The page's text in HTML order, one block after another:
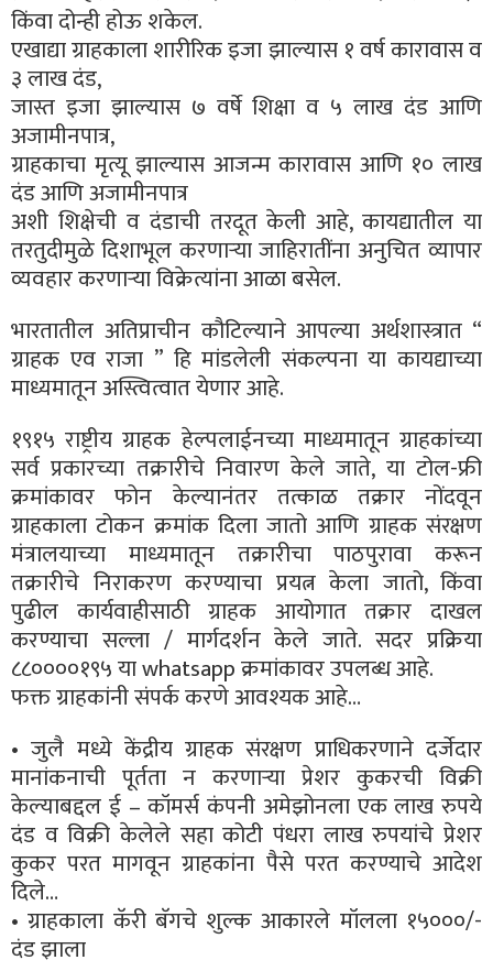
किंवा दोन्ही होऊ शकेल.
एखाद्या ग्राहकाला शारीरिक इजा झाल्यास १ वर्ष कारावास व
३ लाख दंड,
जास्त इजा झाल्यास ७ वर्षे शिक्षा व ५ लाख दंड आणि
अजामीनपात्र,
ग्राहकाचा मृत्यू झाल्यास आजन्म कारावास आणि १० लाख
दंड आणि अजामीनपात्र
अशी शिक्षेची व दंडाची तरदूत केली आहे, कायद्यातील या
तरतुदीमुळे दिशाभूल करणाऱ्या जाहिरातींना अनुचित व्यापार
व्यवहार करणाऱ्या विक्रेत्यांना आळा बसेल.
भारतातील अतिप्राचीन कौटिल्याने आपल्या अर्थशास्त्रात “
ग्राहक एव राजा ” हि मांडलेली संकल्पना या कायद्याच्या
माध्यमातून अस्त्वित्वात येणार आहे.
१९१५ राष्ट्रीय ग्राहक हेल्पलाईनच्या माध्यमातून ग्राहकांच्या
सर्व प्रकारच्या तक्रारीचे निवारण केले जाते, या टोल-फ्री
क्रमांकावर फोन केल्यानंतर तत्काळ तक्रार नोंदवून
ग्राहकाला टोकन क्रमांक दिला जातो आणि ग्राहक संरक्षण
मंत्रालयाच्या माध्यमातून तक्रारीचा पाठपुरावा करून
तक्रारीचे निराकरण करण्याचा प्रयत्न केला जातो, किंवा
पुढील कार्यवाहीसाठी ग्राहक आयोगात तक्रार दाखल
करण्याचा सल्ला / मार्गदर्शन केले जाते. सदर प्रक्रिया
८८००००१९५ या whatsapp क्रमांकावर उपलब्ध आहे.
फक्त ग्राहकांनी संपर्क करणे आवश्यक आहे…
• जुलै मध्ये केंद्रीय ग्राहक संरक्षण प्राधिकरणाने दर्जेदार
मानांकनाची पूर्तता न करणाऱ्या प्रेशर कुकरची विक्री
केल्याबद्दल ई – कॉमर्स कंपनी अमेझोनला एक लाख रुपये
दंड व विक्री केलेले सहा कोटी पंधरा लाख रुपयांचे प्रेशर
कुकर परत मागवून ग्राहकांना पैसे परत करण्याचे आदेश
दिले…
• ग्राहकाला कॅरी बॅगचे शुल्क आकारले मॉलला १५०००/-
दंड झाला